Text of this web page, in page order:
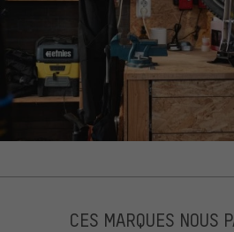
CES MARQUES NOUS